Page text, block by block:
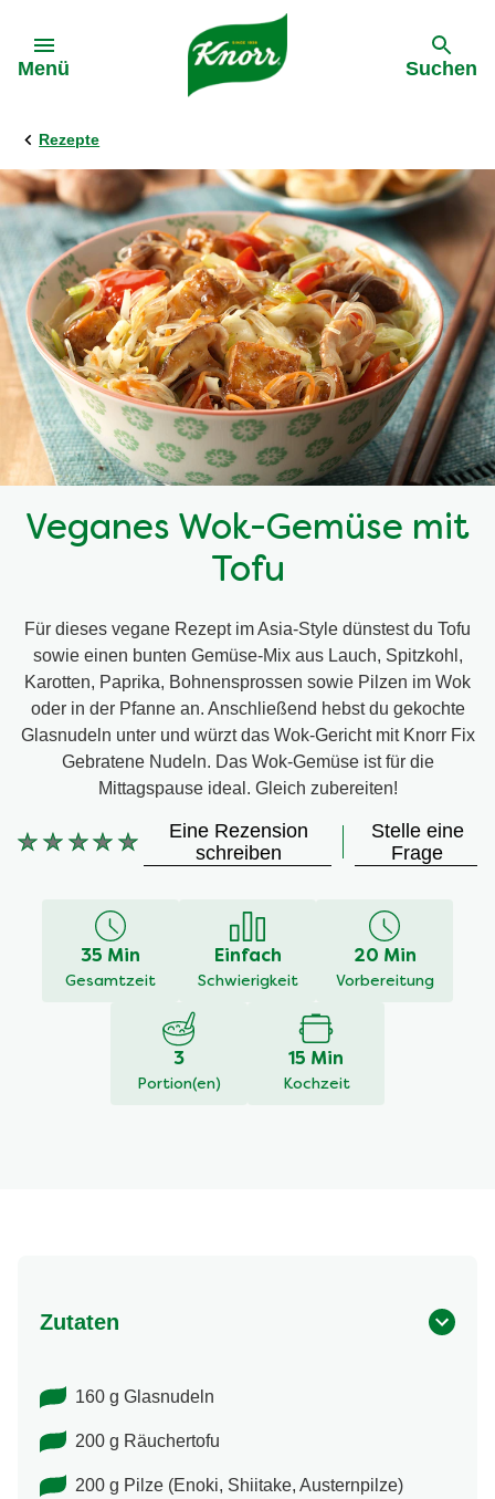
Menü Suchen
Rezepte
Veganes Wok-Gemüse mit
Tofu
Für dieses vegane Rezept im Asia-Style dünstest du Tofu
sowie einen bunten Gemüse-Mix aus Lauch, Spitzkohl,
Karotten, Paprika, Bohnensprossen sowie Pilzen im Wok
oder in der Pfanne an. Anschließend hebst du gekochte
Glasnudeln unter und würzt das Wok-Gericht mit Knorr Fix
Gebratene Nudeln. Das Wok-Gemüse ist für die
Mittagspause ideal. Gleich zubereiten!
Keine
recipe
Eine Rezension
schreiben
Stelle eine
Frage
35 Min
Gesamtzeit
Einfach
Schwierigkeit
20 Min
Vorbereitung
3
Portion(en)
15 Min
Kochzeit
Zutaten
160 g Glasnudeln
200 g Räuchertofu
200 g Pilze (Enoki, Shiitake, Austernpilze)